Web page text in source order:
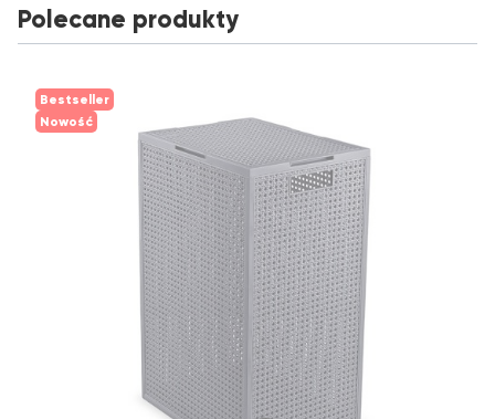
Polecane produkty
Bestseller
Nowość